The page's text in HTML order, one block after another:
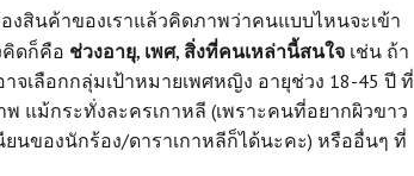
สินค้าของเราแล้วคิดภาพว่าคนแบบไหนจะเข้า
ดก็คือ ช่วงอายุ, เพศ, สิ่งที่คนเหล่านี้สนใจ เช่น ถ้า
ลือกกลุ่มเป้าหมายเพศหญิง อายุช่วง 18-45 ปี ที่
แม้กระทั่งละครเกาหลี (เพราะคนที่อยากผิวขาว
นของนักร้อง/ดาราเกาหลีก็ได้นะคะ) หรืออื่นๆ ที่